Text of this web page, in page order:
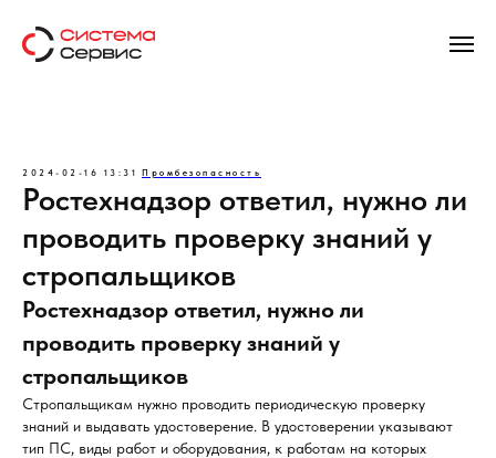
2024-02-16 13:31 Промбезопасность
Ростехнадзор ответил, нужно ли
проводить проверку знаний у
стропальщиков
Ростехнадзор ответил, нужно ли
проводить проверку знаний у
стропальщиков
Стропальщикам нужно проводить периодическую проверку
знаний и выдавать удостоверение. В удостоверении указывают
тип ПС, виды работ и оборудования, к работам на которых